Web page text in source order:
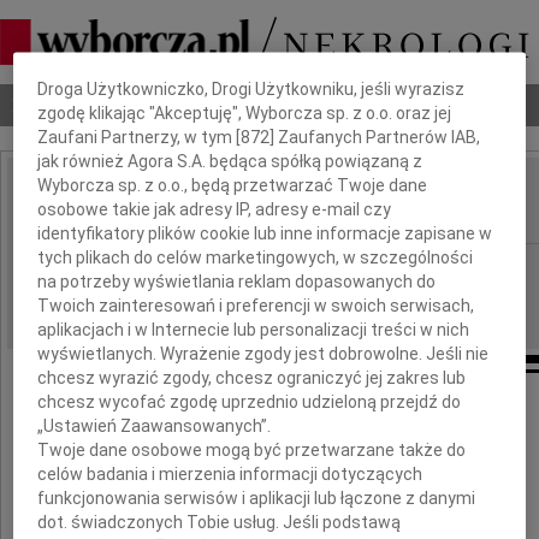
Nekrologi Odeszli Poradnik pogrzebowy
IMIĘ I NAZWISKO: Wiesław Szostak
REGION: Warszawa
DATA EMISJI: 31.08.2023
Wiesław Szostak
Dbamy o Twoją prywatność
Droga Użytkowniczko, Drogi Użytkowniku, jeśli wyrazisz
zgodę klikając "Akceptuję", Wyborcza sp. z o.o. oraz jej
Zaufani Partnerzy, w tym [872 ] Zaufanych Partnerów IAB,
jak również Agora S.A. będąca spółką powiązaną z
Wyborcza sp. z o.o., będą przetwarzać Twoje dane
osobowe takie jak adresy IP, adresy e-mail czy
identyfikatory plików cookie lub inne informacje zapisane w
tych plikach do celów marketingowych, w szczególności
na potrzeby wyświetlania reklam dopasowanych do
Twoich zainteresowań i preferencji w swoich serwisach,
aplikacjach i w Internecie lub personalizacji treści w nich
wyświetlanych. Wyrażenie zgody jest dobrowolne. Jeśli nie
chcesz wyrazić zgody, chcesz ograniczyć jej zakres lub
chcesz wycofać zgodę uprzednio udzieloną przejdź do
„Ustawień Zaawansowanych”.
Twoje dane osobowe mogą być przetwarzane także do
celów badania i mierzenia informacji dotyczących
funkcjonowania serwisów i aplikacji lub łączone z danymi
dot. świadczonych Tobie usług. Jeśli podstawą